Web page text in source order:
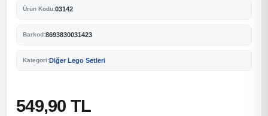
Ürün Kodu:03142
Barkod:8693830031423
Kategori:Diğer Lego Setleri
549,90 TL